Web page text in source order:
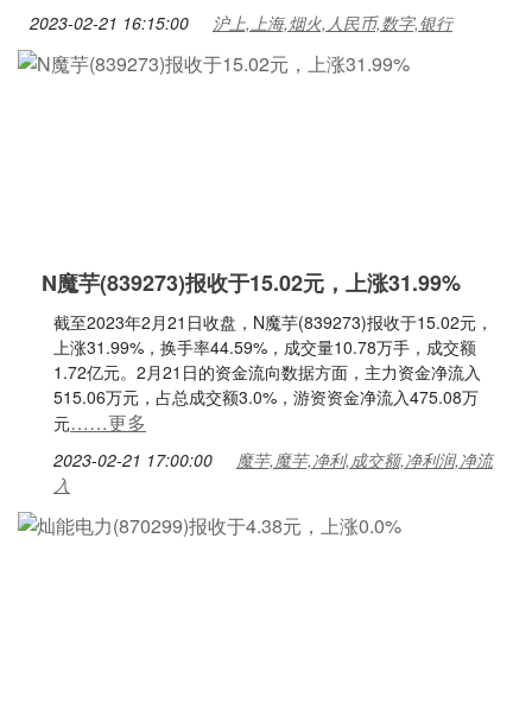
2023-02-21 16:15:00 沪上,上海,烟火,人民币,数字,银行
N魔芋(839273)报收于15.02元，上涨31.99%
截至2023年2月21日收盘，N魔芋(839273)报收于15.02元，
上涨31.99%，换手率44.59%，成交量10.78万手，成交额
1.72亿元。2月21日的资金流向数据方面，主力资金净流入
515.06万元，占总成交额3.0%，游资资金净流入475.08万
元……更多
2023-02-21 17:00:00
魔芋,魔芋,净利,成交额,净利润,净流
入